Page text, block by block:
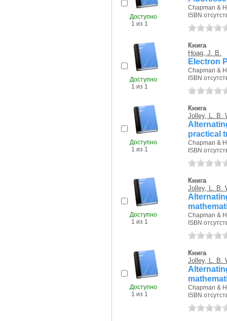
Доступно
1 из 1
Chapman &
ISBN
Доступно
1 из 1
Книга
Hoag, J. B.
Electron
Chapman &
ISBN
Доступно
1 из 1
Книга
Jolley, L. B.
practical
Chapman &
ISBN
Доступно
1 из 1
Книга
Jolley, L. B.
Chapman &
ISBN
Доступно
1 из 1
Книга
Jolley, L. B.
Chapman &
ISBN